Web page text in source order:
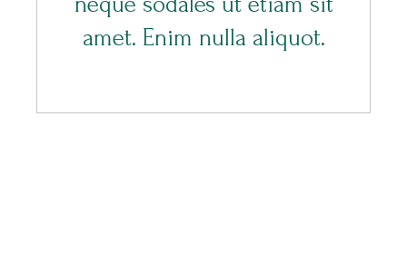
amet. Enim nulla aliquot.